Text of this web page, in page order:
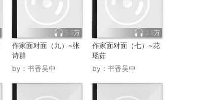
5.9万
作家面对面（九）~张
诗群
by： 书香吴中
2.9万
作家面对面（七）~花
瑶茹
by： 书香吴中